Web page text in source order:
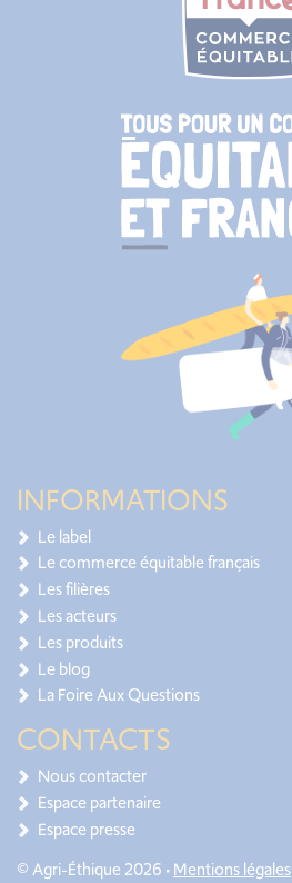
INFORMATIONS
Le label
Le commerce équitable français
Les filières
Les acteurs
Les produits
Le blog
La Foire Aux Questions
CONTACTS
Nous contacter
Espace partenaire
Espace presse
© Agri-Éthique 2026 •Mentions légales